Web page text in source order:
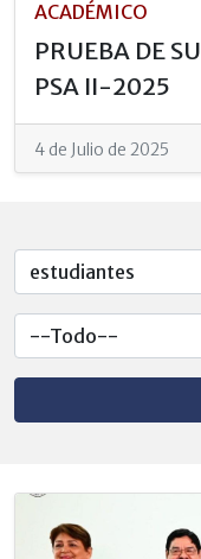
ACADÉMICO
PRUEBA DE
PSA II-2025
4 de Julio de 2025